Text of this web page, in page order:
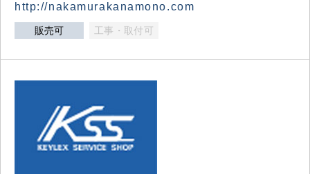
http://nakamurakanamono.com
販売可 工事・取付可